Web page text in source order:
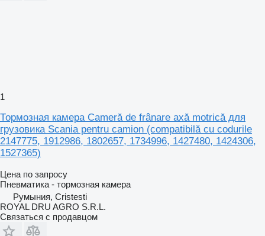
1
Тормозная камера Cameră de frânare axă motrică для
грузовика Scania pentru camion (compatibilă cu codurile
2147775, 1912986, 1802657, 1734996, 1427480, 1424306,
1527365)
Цена по запросу
Пневматика - тормозная камера
Румыния, Cristesti
ROYAL DRU AGRO S.R.L.
Связаться с продавцом